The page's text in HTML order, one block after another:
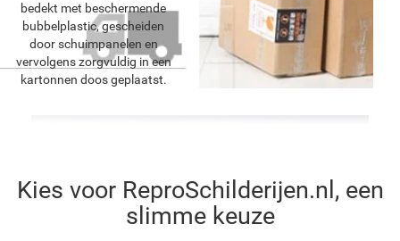
bedekt met beschermende
bubbelplastic, gescheiden
door schuimpanelen en
vervolgens zorgvuldig in een
kartonnen doos geplaatst.
Kies voor ReproSchilderijen.nl, een
slimme keuze